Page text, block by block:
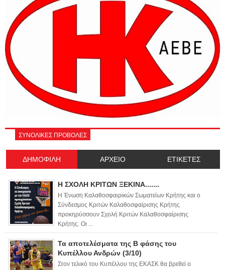
ΣΥΝΟΛΙΚΕΣ ΠΡΟΒΟΛΕΣ
ΔΗΜΟΦΙΛΗ ΑΡΧΕΙΟ ΕΤΙΚΕΤΕΣ
Η ΣΧΟΛΗ ΚΡΙΤΩΝ ΞΕΚΙΝΑ.......
Η Ένωση Καλαθοσφαιρικών Σωματείων Κρήτης και ο
Σύνδεσμος Κριτών Καλαθοσφαίρισης Κρήτης
προκηρύσσουν Σχολή Κριτών Καλαθοσφαίρισης
Κρήτης. Οι ...
Τα αποτελέσματα της Β φάσης του
Κυπέλλου Ανδρών (3/10)
Στον τελικό του Κυπέλλου της ΕΚΑΣΚ θα βρεθεί ο